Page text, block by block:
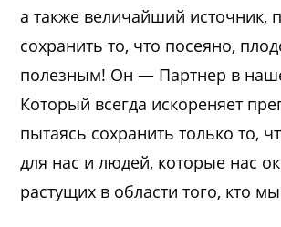
а также величайший источник,
сохранить то, что посеяно,
полезным! Он — Партнер в
Который всегда искореняет
пытаясь сохранить только то,
для нас и людей, которые нас
растущих в области того, кто